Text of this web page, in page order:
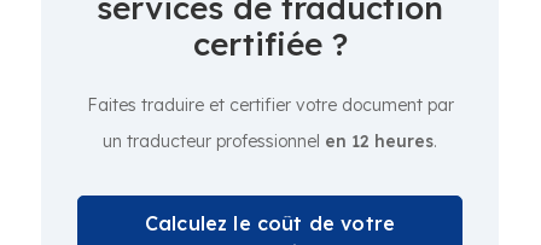
certifiée ?
Faites traduire et certifier votre document par
un traducteur professionnel en 12 heures.
Calculez le coût de votre